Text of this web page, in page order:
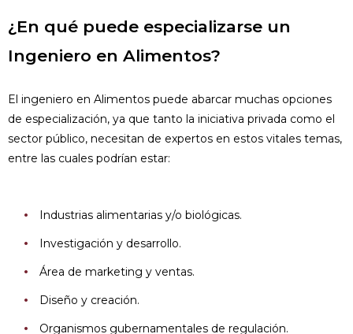
¿En qué puede especializarse un
Ingeniero en Alimentos?
El ingeniero en Alimentos puede abarcar muchas opciones
de especialización, ya que tanto la iniciativa privada como el
sector público, necesitan de expertos en estos vitales temas,
entre las cuales podrían estar:
Industrias alimentarias y/o biológicas.
Investigación y desarrollo.
Área de marketing y ventas.
Diseño y creación.
Organismos gubernamentales de regulación.